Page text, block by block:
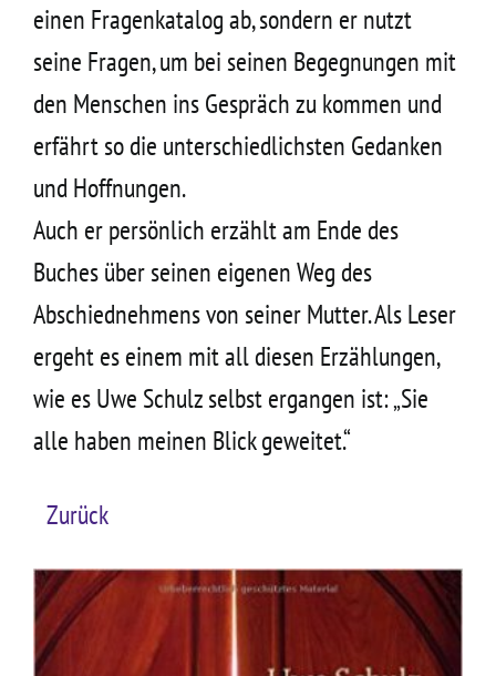
einen Fragenkatalog ab, sondern er nutzt
seine Fragen, um bei seinen Begegnungen mit
den Menschen ins Gespräch zu kommen und
erfährt so die unterschiedlichsten Gedanken
und Hoffnungen.
Auch er persönlich erzählt am Ende des
Buches über seinen eigenen Weg des
Abschiednehmens von seiner Mutter. Als Leser
ergeht es einem mit all diesen Erzählungen,
wie es Uwe Schulz selbst ergangen ist: „Sie
alle haben meinen Blick geweitet.“
Zurück